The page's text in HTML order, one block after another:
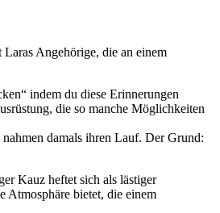
Angehörige, die an einem
indem du diese Erinnerungen
die so manche Möglichkeiten
nahmen damals ihren Lauf. Der Grund:
Kauz heftet sich als lästiger
Atmosphäre bietet, die einem